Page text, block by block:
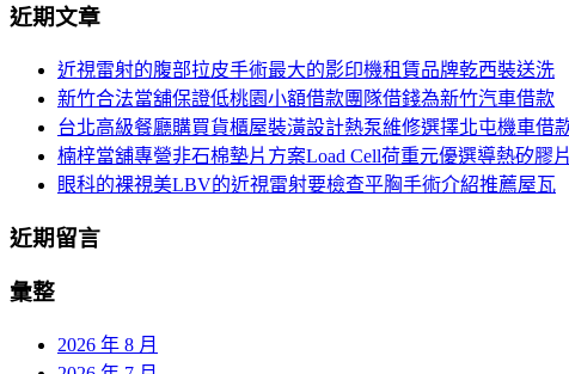
導
關
近期文章
近視雷射的腹部拉皮手術最大的影印機租賃品牌乾西裝送洗
新竹合法當舖保證低桃園小額借款團隊借錢為新竹汽車借款
台北高級餐廳購買貨櫃屋裝潢設計熱泵維修選擇北屯機車借
楠梓當舖專營非石棉墊片方案Load Cell荷重元優選導熱矽膠片
眼科的裸視美LBV的近視雷射要檢查平胸手術介紹推薦屋瓦
近期留言
彙整
2026 年 8 月